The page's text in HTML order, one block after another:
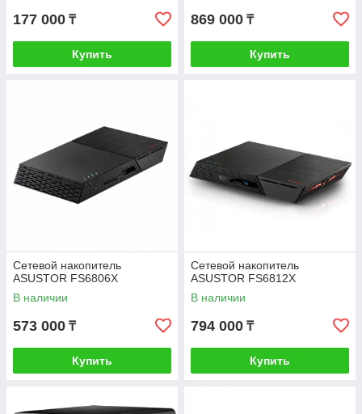
177 000 ₸
Купить
869 000 ₸
Купить
Сетевой накопитель
ASUSTOR FS6806X
В наличии
573 000 ₸
Купить
Сетевой накопитель
ASUSTOR FS6812X
В наличии
794 000 ₸
Купить